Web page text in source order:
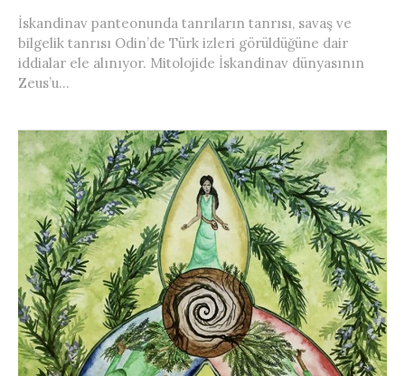
İskandinav panteonunda tanrıların tanrısı, savaş ve
bilgelik tanrısı Odin’de Türk izleri görüldüğüne dair
iddialar ele alınıyor. Mitolojide İskandinav dünyasının
Zeus’u...